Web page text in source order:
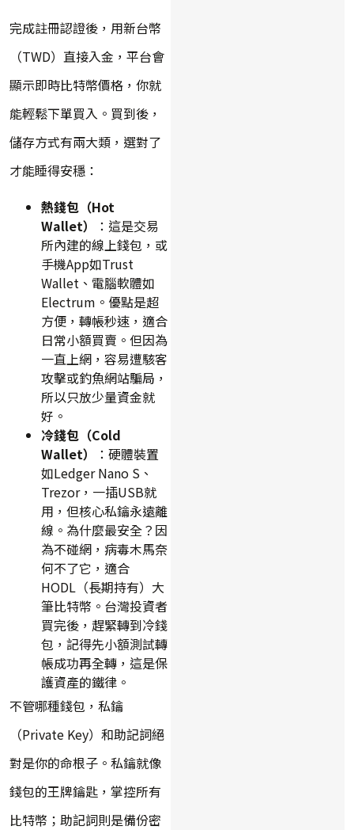
完成註冊認證後，用新台幣
（TWD）直接入金，平台會
顯示即時比特幣價格，你就
能輕鬆下單買入。買到後，
儲存方式有兩大類，選對了
才能睡得安穩：
熱錢包（Hot
Wallet）
：這是交易
所內建的線上錢包，或
手機App如Trust
Wallet、電腦軟體如
Electrum。優點是超
方便，轉帳秒速，適合
日常小額買賣。但因為
一直上網，容易遭駭客
攻擊或釣魚網站騙局，
所以只放少量資金就
好。
冷錢包（Cold
Wallet）
：硬體裝置
如Ledger Nano S、
Trezor，一插USB就
用，但核心私鑰永遠離
線。為什麼最安全？因
為不碰網，病毒木馬奈
何不了它，適合
HODL（長期持有）大
筆比特幣。台灣投資者
買完後，趕緊轉到冷錢
包，記得先小額測試轉
帳成功再全轉，這是保
護資產的鐵律。
不管哪種錢包，私鑰
（Private Key）和助記詞絕
對是你的命根子。私鑰就像
錢包的王牌鑰匙，掌控所有
比特幣；助記詞則是備份密